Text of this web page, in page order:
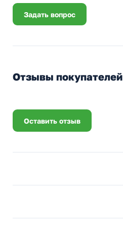
Задать вопрос
Отзывы покупателей
Оставить отзыв